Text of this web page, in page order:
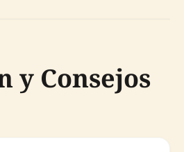
y Consejos